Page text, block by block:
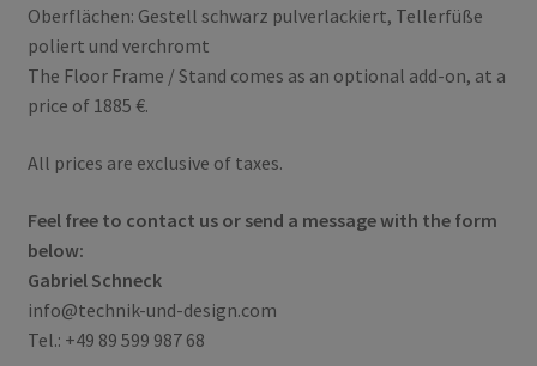
Oberflächen: Gestell schwarz pulverlackiert, Tellerfüße
poliert und verchromt
The Floor Frame / Stand comes as an optional add-on, at a
price of 1885 €.
All prices are exclusive of taxes.
Feel free to contact us or send a message with the form
below:
Gabriel Schneck
info@technik-und-design.com
Tel.: +49 89 599 987 68